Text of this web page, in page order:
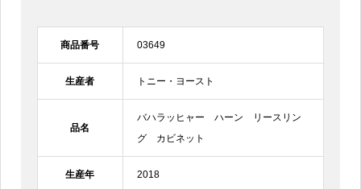
商品番号 03649
生産者 トニー・ヨースト
品名
バハラッヒャー ハーン リースリン
グ カビネット
生産年 2018